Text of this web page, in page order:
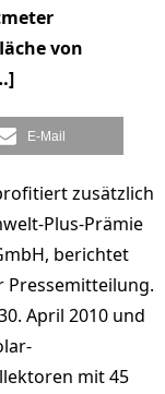
von
E-Mail
zusätzlich
Plus-Prämie
berichtet
Pressemitteilung.
April 2010 und
mit 45